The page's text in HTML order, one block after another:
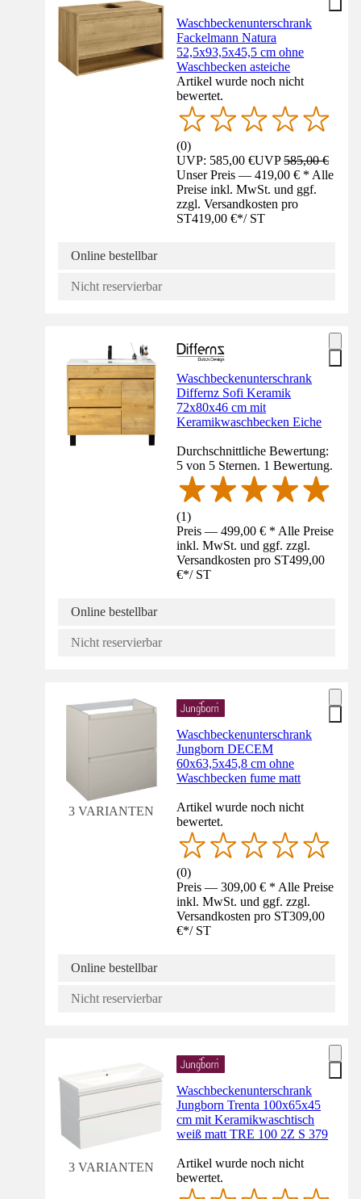
Waschbeckenunterschrank
Fackelmann Natura
52,5x93,5x45,5 cm ohne
Waschbecken asteiche
Artikel wurde noch nicht
bewertet.
(0)
UVP: 585,00 €UVP585,00 €
Unser Preis — 419,00 € * Alle
Preise inkl. MwSt. und ggf.
zzgl. Versandkosten pro
ST419,00 €*/ ST
Online bestellbar
Nicht reservierbar
Waschbeckenunterschrank
Differnz Sofi Keramik
72x80x46 cm mit
Keramikwaschbecken Eiche
Durchschnittliche Bewertung:
5 von 5 Sternen. 1 Bewertung.
(1)
Preis — 499,00 € * Alle Preise
inkl. MwSt. und ggf. zzgl.
Versandkosten pro ST499,00
€*/ ST
Online bestellbar
Nicht reservierbar
3 VARIANTEN
Waschbeckenunterschrank
Jungborn DECEM
60x63,5x45,8 cm ohne
Waschbecken fume matt
Artikel wurde noch nicht
bewertet.
(0)
Preis — 309,00 € * Alle Preise
inkl. MwSt. und ggf. zzgl.
Versandkosten pro ST309,00
€*/ ST
Online bestellbar
Nicht reservierbar
3 VARIANTEN
Waschbeckenunterschrank
Jungborn Trenta 100x65x45
cm mit Keramikwaschtisch
weiß matt TRE 100 2Z S 379
Artikel wurde noch nicht
bewertet.